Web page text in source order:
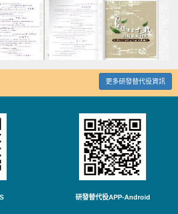
更多研發替代役資訊
研發替代役APP-Android